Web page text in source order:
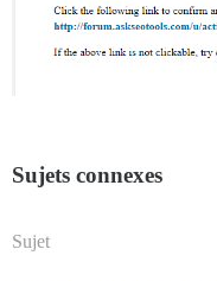
Sujets connexes
Sujet